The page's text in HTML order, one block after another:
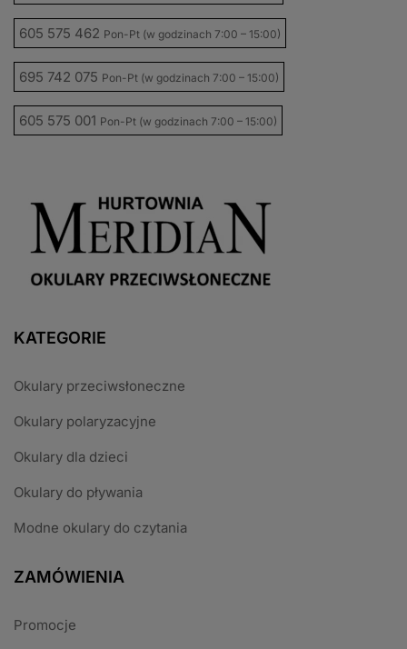
605 575 462 Pon-Pt (w godzinach 7:00 – 15:00)
695 742 075 Pon-Pt (w godzinach 7:00 – 15:00)
605 575 001 Pon-Pt (w godzinach 7:00 – 15:00)
KATEGORIE
Okulary przeciwsłoneczne
Okulary polaryzacyjne
Okulary dla dzieci
Okulary do pływania
Modne okulary do czytania
ZAMÓWIENIA
Promocje